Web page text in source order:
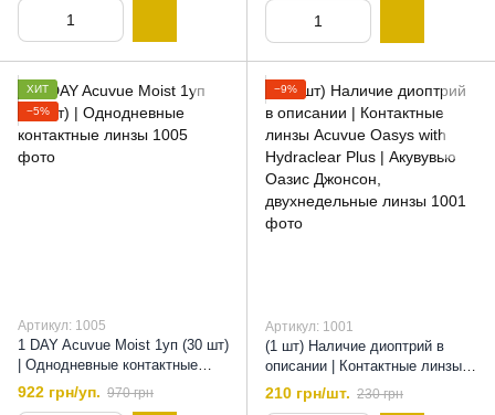
ХИТ
−5%
Артикул: 1005
1 DAY Acuvue Moist 1уп (30 шт)
| Однодневные контактные
линзы
922 грн/уп. 970 грн
−9%
Артикул: 1001
(1 шт) Наличие диоптрий в
описании | Контактные линзы
Acuvue Oasys with Hydraclear
Plus | Акувувью Оазис
210 грн/шт. 230 грн